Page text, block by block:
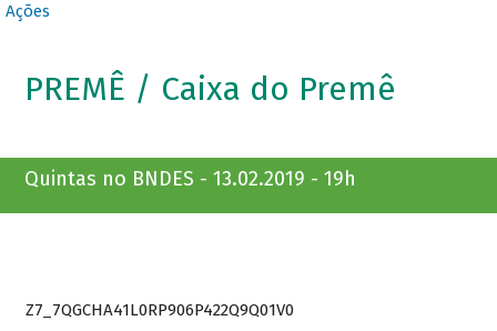
Ações
PREMÊ / Caixa do Premê
Quintas no BNDES - 13.02.2019 - 19h
Z7_7QGCHA41L0RP906P422Q9Q01V0